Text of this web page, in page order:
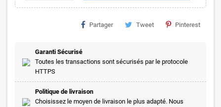
Partager Tweet Pinterest
Garanti Sécurisé
Toutes les transactions sont sécurisés par le protocole
HTTPS
Politique de livraison
Choisissez le moyen de livraison le plus adapté. Nous